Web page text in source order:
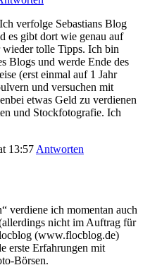
verfolge Sebastians Blog
es gibt dort wie genau auf
tolle Tipps. Ich bin
Blogs und werde Ende des
(erst einmal auf 1 Jahr
und versuchen mit
etwas Geld zu verdienen
und Stockfotografie. Ich
13:57 Antworten
verdiene ich momentan auch
nicht im Auftrag für
(www.flocblog.de)
erste Erfahrungen mit
Börsen.